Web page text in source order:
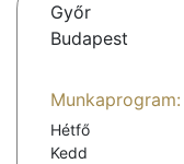
Győr
Budapest
Munkaprogram:
Hétfő
Kedd